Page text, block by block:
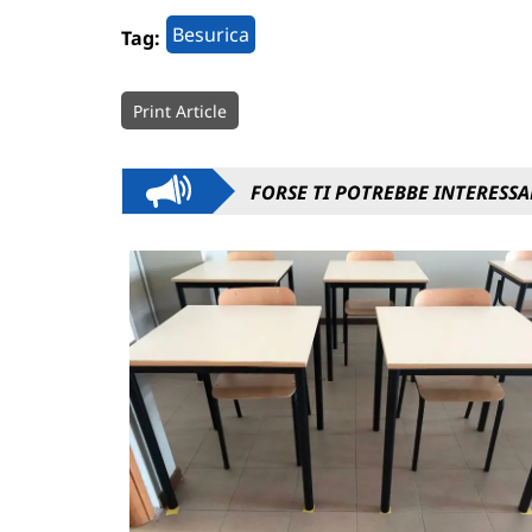
Tag: Besurica
Print Article
FORSE TI POTREBBE